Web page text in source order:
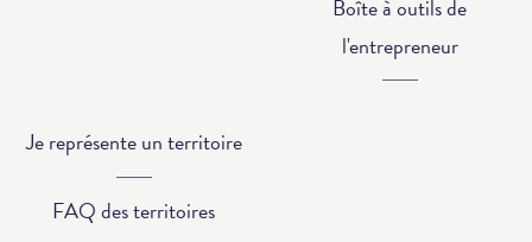
Boîte à outils de
l'entrepreneur
Je représente un territoire
FAQ des territoires